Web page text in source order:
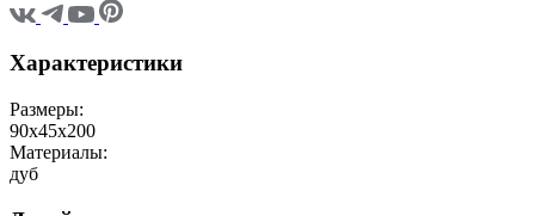
Характеристики
Размеры:
90х45х200
Материалы:
дуб